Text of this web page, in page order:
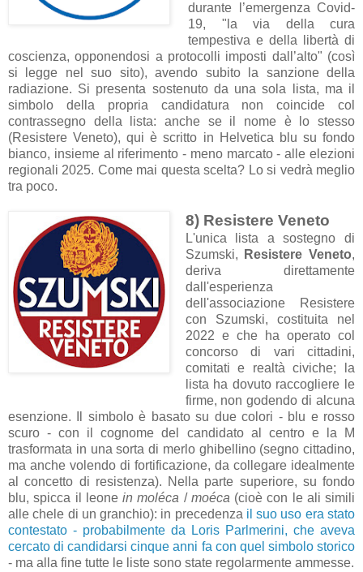
durante l’emergenza Covid-
19, "la via della cura
tempestiva e della libertà di
coscienza, opponendosi a protocolli imposti dall’alto" (così
si legge nel suo sito), avendo subito la sanzione della
radiazione. Si presenta sostenuto da una sola lista, ma il
simbolo della propria candidatura non coincide col
contrassegno della lista: anche se il nome è lo stesso
(Resistere Veneto), qui è scritto in Helvetica blu su fondo
bianco, insieme al riferimento - meno marcato - alle elezioni
regionali 2025. Come mai questa scelta? Lo si vedrà meglio
tra poco.
8) Resistere Veneto
L'unica lista a sostegno di
Szumski,
Resistere Veneto,
deriva direttamente
dall'esperienza
dell'associazione Resistere
con Szumski, costituita nel
2022 e che ha operato col
concorso di vari cittadini,
comitati e realtà civiche; la
lista ha dovuto raccogliere le
firme, non godendo di alcuna
esenzione. Il simbolo è basato su due colori - blu e rosso
scuro - con il cognome del candidato al centro e la M
trasformata in una sorta di merlo ghibellino (segno cittadino,
ma anche volendo di fortificazione, da collegare idealmente
al concetto di resistenza). Nella parte superiore, su fondo
blu, spicca il leone in moléca / moéca (cioè con le ali simili
alle chele di un granchio): in precedenza il suo uso era stato
contestato - probabilmente da Loris Parlmerini, che aveva
cercato di candidarsi cinque anni fa con quel simbolo storico
- ma alla fine tutte le liste sono state regolarmente ammesse.